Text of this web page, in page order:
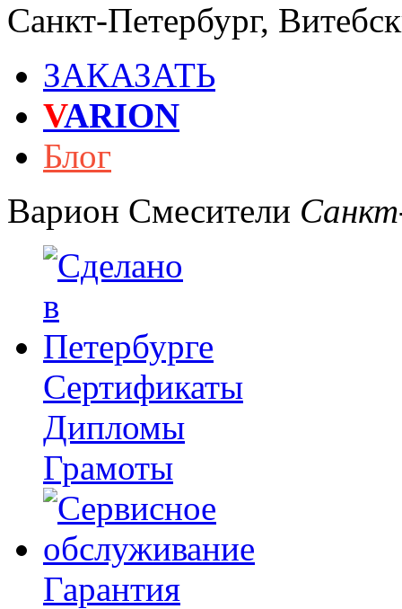
Санкт-Петербург,
ЗАКАЗАТЬ
VARION
Блог
Варион Смесители
Сертификаты
Дипломы
Грамоты
Гарантия